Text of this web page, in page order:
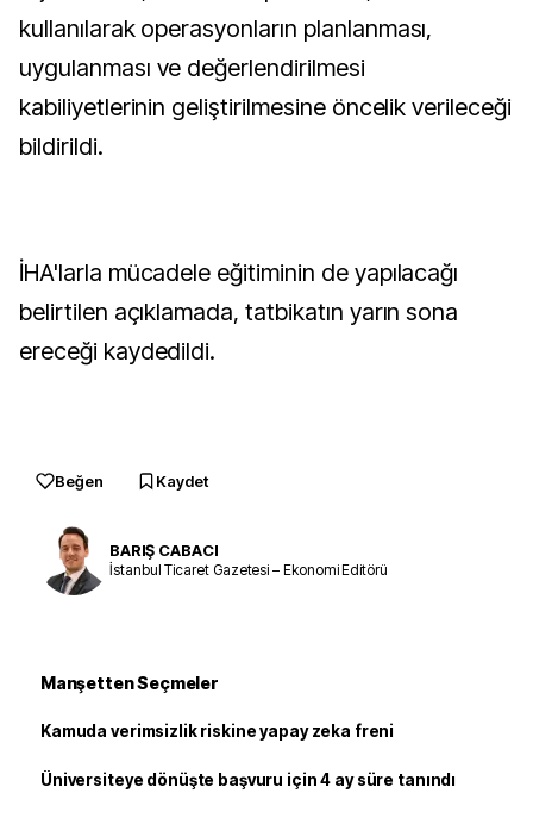
kullanılarak operasyonların planlanması,
uygulanması ve değerlendirilmesi
kabiliyetlerinin geliştirilmesine öncelik verileceği
bildirildi.
İHA'larla mücadele eğitiminin de yapılacağı
belirtilen açıklamada, tatbikatın yarın sona
ereceği kaydedildi.
Beğen Kaydet
BARIŞ CABACI
İstanbul Ticaret Gazetesi – Ekonomi Editörü
Manşetten Seçmeler
Kamuda verimsizlik riskine yapay zeka freni
Üniversiteye dönüşte başvuru için 4 ay süre tanındı